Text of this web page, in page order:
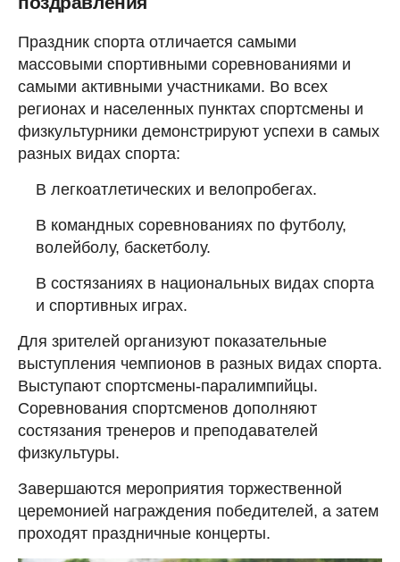
Праздник спорта отличается самыми
массовыми спортивными соревнованиями и
самыми активными участниками. Во всех
регионах и населенных пунктах спортсмены и
физкультурники демонстрируют успехи в самых
разных видах спорта:
В легкоатлетических и велопробегах.
В командных соревнованиях по футболу,
волейболу, баскетболу.
В состязаниях в национальных видах спорта
и спортивных играх.
Для зрителей организуют показательные
выступления чемпионов в разных видах спорта.
Выступают спортсмены-паралимпийцы.
Соревнования спортсменов дополняют
состязания тренеров и преподавателей
физкультуры.
Завершаются мероприятия торжественной
церемонией награждения победителей, а затем
проходят праздничные концерты.